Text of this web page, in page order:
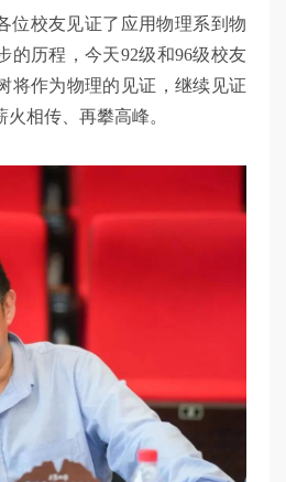
位校友见证了应用物理系到物
的历程，今天92级和96级校友
将作为物理的见证，继续见证
相传、再攀高峰。